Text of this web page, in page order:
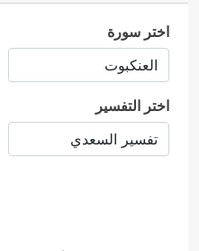
اختر سورة
اختر التفسير